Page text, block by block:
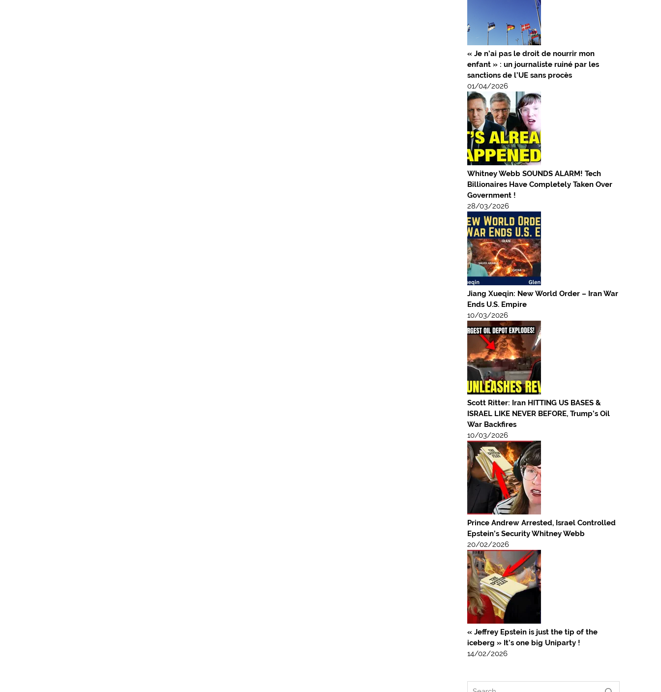
« Je n’ai pas le droit de nourrir mon
enfant » : un journaliste ruiné par les
sanctions de l’UE sans procès
01/04/2026
Whitney Webb SOUNDS ALARM! Tech
Billionaires Have Completely Taken Over
Government !
28/03/2026
Jiang Xueqin: New World Order – Iran War
Ends U.S. Empire
10/03/2026
Scott Ritter: Iran HITTING US BASES &
ISRAEL LIKE NEVER BEFORE, Trump’s Oil
War Backfires
10/03/2026
Prince Andrew Arrested, Israel Controlled
Epstein’s Security Whitney Webb
20/02/2026
« Jeffrey Epstein is just the tip of the
iceberg » It’s one big Uniparty !
14/02/2026